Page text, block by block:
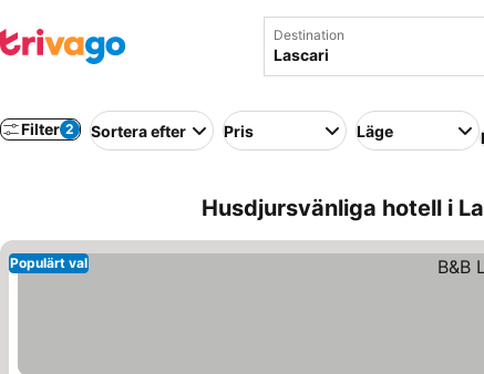
Destination
Filter 2 Sortera efter Pris Läge
Husdjursvänliga hotell i
Populärt val